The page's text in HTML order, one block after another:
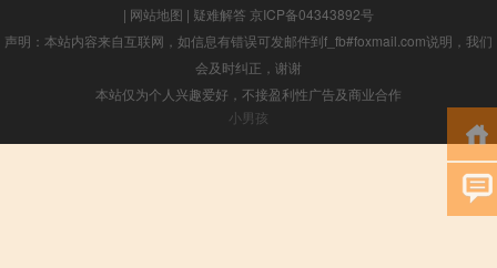
| 网站地图 | 疑难解答 京ICP备04343892号
声明：本站内容来自互联网，如信息有错误可发邮件到f_fb#foxmail.com说明，我们
会及时纠正，谢谢
本站仅为个人兴趣爱好，不接盈利性广告及商业合作
小男孩